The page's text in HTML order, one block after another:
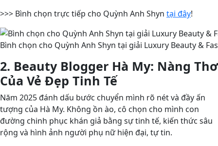
>>> Bình chọn trực tiếp cho Quỳnh Anh Shyn tại đây!
Bình chọn cho Quỳnh Anh Shyn tại giải Luxury Beauty &
2. Beauty Blogger Hà My: Nàng Thơ
Của Vẻ Đẹp Tinh Tế
Năm 2025 đánh dấu bước chuyển mình rõ nét và đầy ấn
tượng của Hà My. Không ồn ào, cô chọn cho mình con
đường chinh phục khán giả bằng sự tinh tế, kiến thức sâu
rộng và hình ảnh người phụ nữ hiện đại, tự tin.